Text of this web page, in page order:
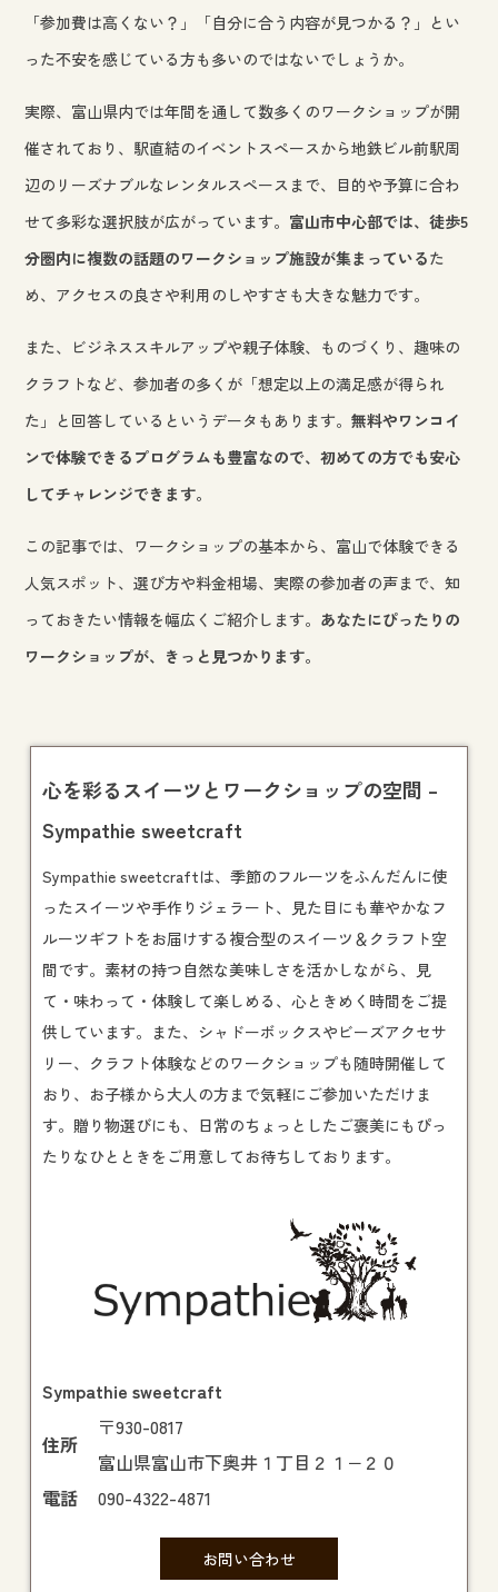
「参加費は高くない？」「自分に合う内容が見つかる？」とい
った不安を感じている方も多いのではないでしょうか。
実際、富山県内では年間を通して数多くのワークショップが開
催されており、駅直結のイベントスペースから地鉄ビル前駅周
辺のリーズナブルなレンタルスペースまで、目的や予算に合わ
せて多彩な選択肢が広がっています。 富山市中心部では、徒歩5
分圏内に複数の話題のワークショップ施設が集まっているた
め、アクセスの良さや利用のしやすさも大きな魅力です。
また、ビジネススキルアップや親子体験、ものづくり、趣味の
クラフトなど、参加者の多くが「想定以上の満足感が得られ
た」と回答しているというデータもあります。無料やワンコイ
ンで体験できるプログラムも豊富なので、初めての方でも安心
してチャレンジできます。
この記事では、ワークショップの基本から、富山で体験できる
人気スポット、選び方や料金相場、実際の参加者の声まで、知
っておきたい情報を幅広くご紹介します。 あなたにぴったりの
ワークショップが、きっと見つかります。
心を彩るスイーツとワークショップの空間 –
Sympathie sweetcraft
Sympathie sweetcraftは、季節のフルーツをふんだんに使
ったスイーツや手作りジェラート、見た目にも華やかなフ
ルーツギフトをお届けする複合型のスイーツ＆クラフト空
間です。素材の持つ自然な美味しさを活かしながら、見
て・味わって・体験して楽しめる、心ときめく時間をご提
供しています。また、シャドーボックスやビーズアクセサ
リー、クラフト体験などのワークショップも随時開催して
おり、お子様から大人の方まで気軽にご参加いただけま
す。贈り物選びにも、日常のちょっとしたご褒美にもぴっ
たりなひとときをご用意してお待ちしております。
Sympathie sweetcraft
住所
〒930-0817
富山県富山市下奥井１丁目２１−２０
電話
090-4322-4871
お問い合わせ